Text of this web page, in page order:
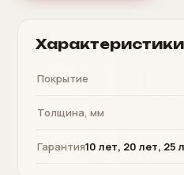
Характеристики
Покрытие
Толщина, мм
Гарантия10 лет, 20 лет, 25